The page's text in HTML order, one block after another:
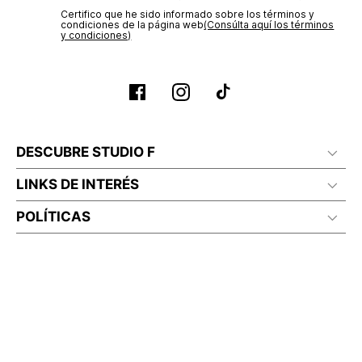
Certifico que he sido informado sobre los términos y
condiciones de la página web‎(Consúlta aquí los términos
y condiciones)
DESCUBRE STUDIO F
LINKS DE INTERÉS
POLÍTICAS